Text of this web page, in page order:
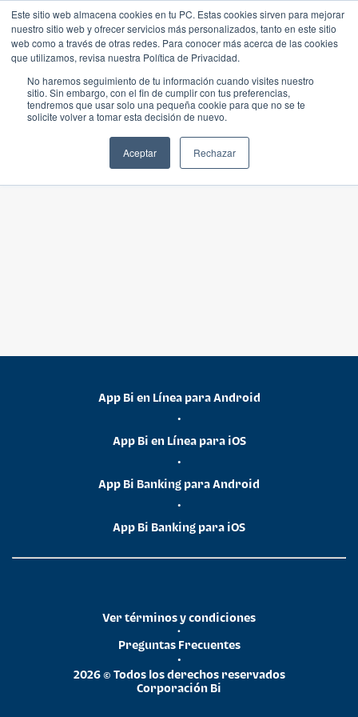
Este sitio web almacena cookies en tu PC. Estas cookies sirven para mejorar
nuestro sitio web y ofrecer servicios más personalizados, tanto en este sitio
web como a través de otras redes. Para conocer más acerca de las cookies
que utilizamos, revisa nuestra Política de Privacidad.
No haremos seguimiento de tu información cuando visites nuestro
sitio. Sin embargo, con el fin de cumplir con tus preferencias,
tendremos que usar solo una pequeña cookie para que no se te
solicite volver a tomar esta decisión de nuevo.
Aceptar Rechazar
App Bi en Línea para Android
•
App Bi en Línea para iOS
•
App Bi Banking para Android
•
App Bi Banking para iOS
2026 © Todos los derechos reservados
Corporación Bi
•
Preguntas Frecuentes
•
Ver términos y condiciones